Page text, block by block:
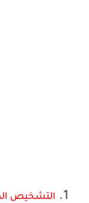
التشخيص